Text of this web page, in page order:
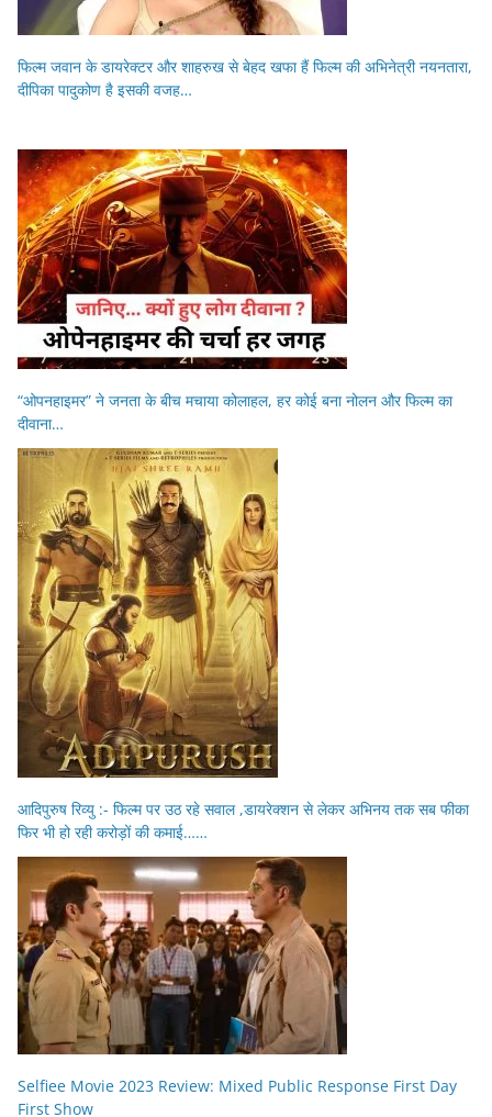
फिल्म जवान के डायरेक्टर और शाहरुख से बेहद खफा हैं फिल्म की अभिनेत्री नयनतारा,
दीपिका पादुकोण है इसकी वजह…
“ओपनहाइमर” ने जनता के बीच मचाया कोलाहल, हर कोई बना नोलन और फिल्म का
दीवाना…
आदिपुरुष रिव्यु :- फिल्म पर उठ रहे सवाल ,डायरेक्शन से लेकर अभिनय तक सब फीका
फिर भी हो रही करोड़ों की कमाई……
Selfiee Movie 2023 Review: Mixed Public Response First Day
First Show